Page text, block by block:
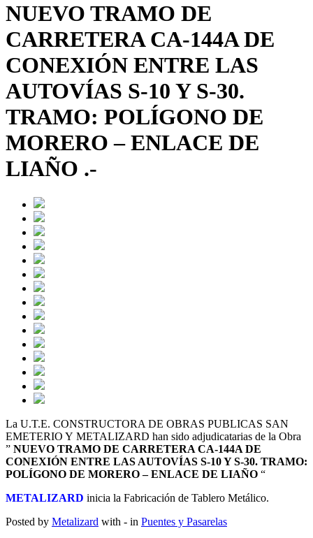
NUEVO TRAMO DE
CARRETERA CA-144A DE
CONEXIÓN ENTRE LAS
AUTOVÍAS S-10 Y S-30.
TRAMO: POLÍGONO DE
MORERO – ENLACE DE
LIAÑO .-
La U.T.E. CONSTRUCTORA DE OBRAS PUBLICAS SAN
EMETERIO Y METALIZARD han sido adjudicatarias de la Obra
” NUEVO TRAMO DE CARRETERA CA-144A DE
CONEXIÓN ENTRE LAS AUTOVÍAS S-10 Y S-30. TRAMO:
POLÍGONO DE MORERO – ENLACE DE LIAÑO “
METALIZARD inicia la Fabricación de Tablero Metálico.
Posted by Metalizard with - in Puentes y Pasarelas